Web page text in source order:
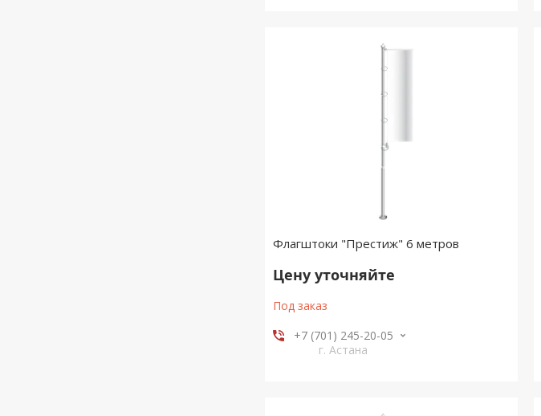
Флагштоки "Престиж" 6 метров
Цену уточняйте
Под заказ
+7 (701) 245-20-05
г. Астана